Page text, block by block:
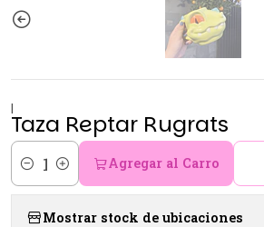
|
Taza Reptar Rugrats
Cantidad
Agregar al Carro
Mostrar stock de ubicaciones